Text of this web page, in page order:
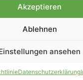
Akzeptieren
Ablehnen
ansehen
Datenschutzerklärung
AGB